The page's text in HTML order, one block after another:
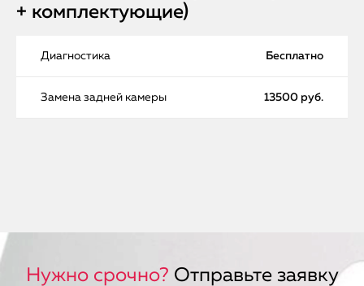
+ комплектующие)
Диагностика Бесплатно
Замена задней камеры 13500 руб.
Нужно срочно? Отправьте заявку